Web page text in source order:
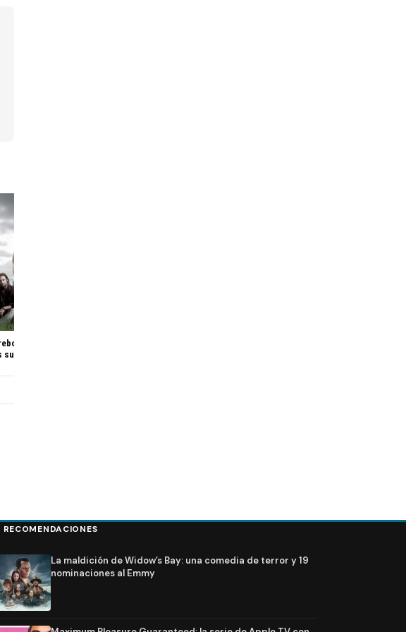
de Lost? La nueva presidenta de ABC
sueño
RECOMENDACIONES
La maldición de Widow’s Bay: una comedia de terror y 19
nominaciones al Emmy